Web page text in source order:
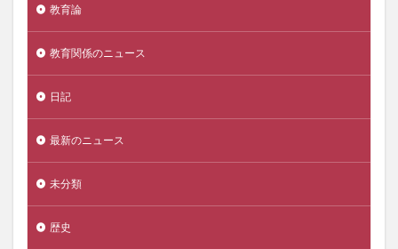
教育論
教育関係のニュース
日記
最新のニュース
未分類
歴史